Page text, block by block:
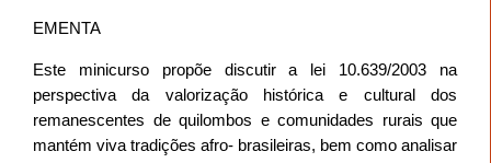
EMENTA
Este minicurso propõe discutir a lei 10.639/2003 na
perspectiva da valorização histórica e cultural dos
remanescentes de quilombos e comunidades rurais que
mantém viva tradições afro- brasileiras, bem como analisar